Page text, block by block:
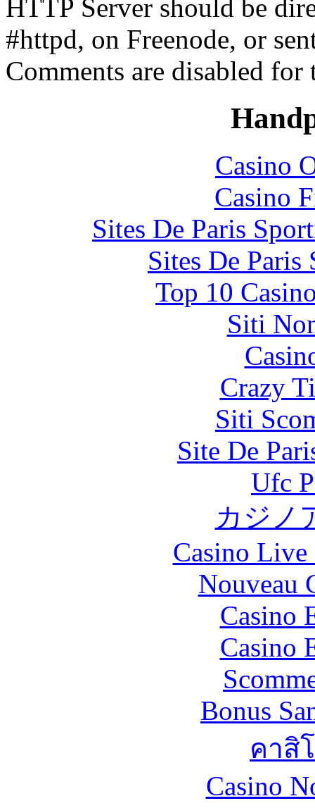
HTTP Server should be
#httpd, on Freenode, or
Comments are disabled for
Casino
Casino
Sites De Paris
Sites De
Top 10
Siti
Crazy
Siti
Site De
Ufc
カジノ
Casino Live
Nouveau
Casino
Casino
Bonus
คาสิ
Casino